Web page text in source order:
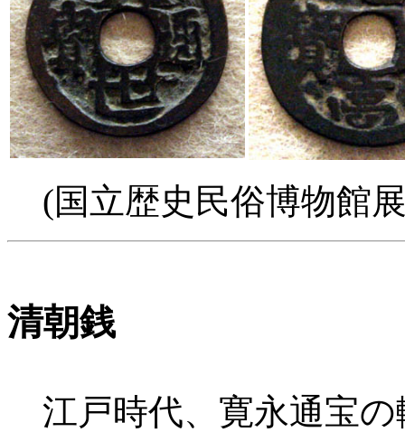
(国立歴史民俗博物館
清朝銭
江戸時代、寛永通宝